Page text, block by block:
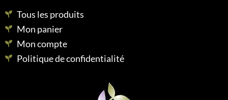
Tous les produits
Mon panier
Mon compte
Politique de confidentialité